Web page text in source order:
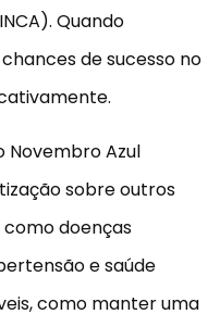
Quando
de sucesso no
Novembro Azul
sobre outros
doenças
e saúde
como manter uma